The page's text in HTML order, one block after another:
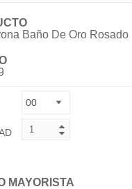
Baño De Oro Rosado
MAYORISTA